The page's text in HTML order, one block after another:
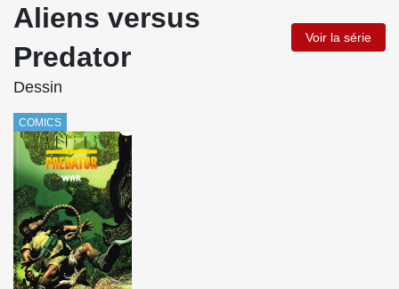
Aliens versus
Predator
Voir la série
Dessin
COMICS